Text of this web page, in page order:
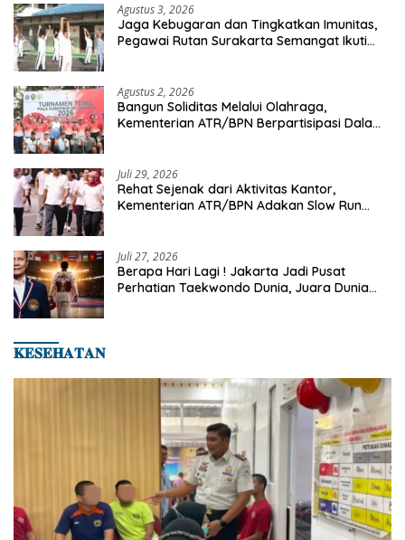
Agustus 3, 2026
Jaga Kebugaran dan Tingkatkan Imunitas,
Pegawai Rutan Surakarta Semangat Ikuti
Agustus 2, 2026
Bangun Soliditas Melalui Olahraga,
Kementerian ATR/BPN Berpartisipasi Dalam
Juli 29, 2026
Rehat Sejenak dari Aktivitas Kantor,
Kementerian ATR/BPN Adakan Slow Run
Juli 27, 2026
Berapa Hari Lagi ! Jakarta Jadi Pusat
Perhatian Taekwondo Dunia, Juara Dunia
𝐊𝐄𝐒𝐄𝐇𝐀𝐓𝐀𝐍